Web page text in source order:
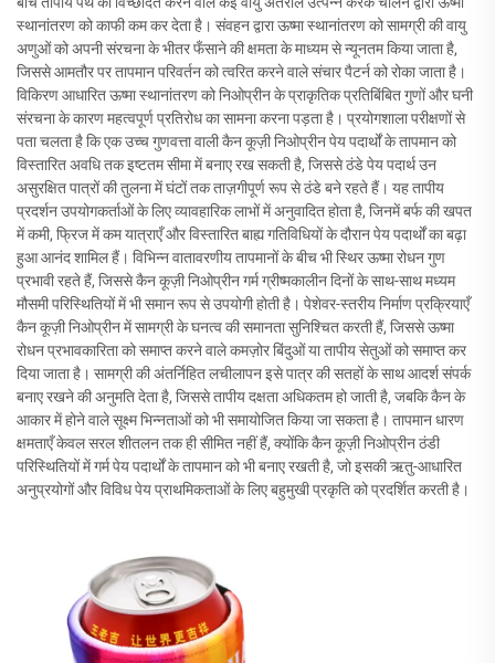
स्थानांतरण को काफी कम कर देता है। संवहन द्वारा ऊष्मा स्थानांतरण को सामग्री की वायु
अणुओं को अपनी संरचना के भीतर फँसाने की क्षमता के माध्यम से न्यूनतम किया जाता है,
जिससे आमतौर पर तापमान परिवर्तन को त्वरित करने वाले संचार पैटर्न को रोका जाता है।
विकिरण आधारित ऊष्मा स्थानांतरण को निओप्रीन के प्राकृतिक प्रतिबिंबित गुणों और घनी
संरचना के कारण महत्वपूर्ण प्रतिरोध का सामना करना पड़ता है। प्रयोगशाला परीक्षणों से
पता चलता है कि एक उच्च गुणवत्ता वाली कैन कूज़ी निओप्रीन पेय पदार्थों के तापमान को
विस्तारित अवधि तक इष्टतम सीमा में बनाए रख सकती है, जिससे ठंडे पेय पदार्थ उन
असुरक्षित पात्रों की तुलना में घंटों तक ताज़गीपूर्ण रूप से ठंडे बने रहते हैं। यह तापीय
प्रदर्शन उपयोगकर्ताओं के लिए व्यावहारिक लाभों में अनुवादित होता है, जिनमें बर्फ की खपत
में कमी, फ्रिज में कम यात्राएँ और विस्तारित बाह्य गतिविधियों के दौरान पेय पदार्थों का बढ़ा
हुआ आनंद शामिल हैं। विभिन्न वातावरणीय तापमानों के बीच भी स्थिर ऊष्मा रोधन गुण
प्रभावी रहते हैं, जिससे कैन कूज़ी निओप्रीन गर्म ग्रीष्मकालीन दिनों के साथ-साथ मध्यम
मौसमी परिस्थितियों में भी समान रूप से उपयोगी होती है। पेशेवर-स्तरीय निर्माण प्रक्रियाएँ
कैन कूज़ी निओप्रीन में सामग्री के घनत्व की समानता सुनिश्चित करती हैं, जिससे ऊष्मा
रोधन प्रभावकारिता को समाप्त करने वाले कमज़ोर बिंदुओं या तापीय सेतुओं को समाप्त कर
दिया जाता है। सामग्री की अंतर्निहित लचीलापन इसे पात्र की सतहों के साथ आदर्श संपर्क
बनाए रखने की अनुमति देता है, जिससे तापीय दक्षता अधिकतम हो जाती है, जबकि कैन के
आकार में होने वाले सूक्ष्म भिन्नताओं को भी समायोजित किया जा सकता है। तापमान धारण
क्षमताएँ केवल सरल शीतलन तक ही सीमित नहीं हैं, क्योंकि कैन कूज़ी निओप्रीन ठंडी
परिस्थितियों में गर्म पेय पदार्थों के तापमान को भी बनाए रखती है, जो इसकी ऋतु-आधारित
अनुप्रयोगों और विविध पेय प्राथमिकताओं के लिए बहुमुखी प्रकृति को प्रदर्शित करती है।